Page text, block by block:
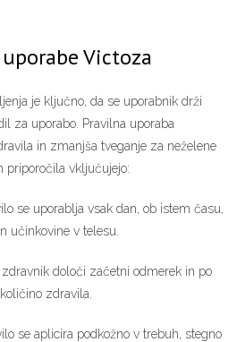
Victoza
je ključno, da se uporabnik drži
za uporabo. Pravilna uporaba
in zmanjša tveganje za neželene
priporočila vključujejo:
se uporablja vsak dan, ob istem času,
učinkovine v telesu.
zdravnik določi začetni odmerek in po
zdravila.
se aplicira podkožno v trebuh, stegno